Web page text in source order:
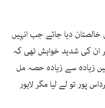
دیا جائے جب انہیں
ان کی شدید خواہش تھی کہ
زیادہ سے زیادہ حصہ مل
پور تو لے لیا مگر لاہور